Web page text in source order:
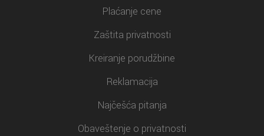
Plaćanje cene
Zaštita privatnosti
Kreiranje porudžbine
Reklamacija
Najčešća pitanja
Obaveštenje o privatnosti